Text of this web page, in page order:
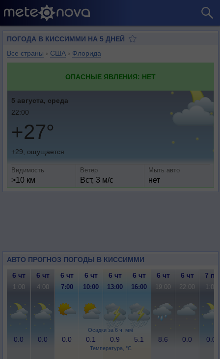
ПОГОДА В КИССИММИ НА 5 ДНЕЙ
Все страны › США › Флорида
ОПАСНЫЕ ЯВЛЕНИЯ: НЕТ
5 августа, среда
22:00
+27°
+29, ощущается
Видимость
>10 км
Ветер
Вст, 3 м/с
Мыть авто
нет
АВТО ПРОГНОЗ ПОГОДЫ В КИССИММИ
Осадки за 6 ч, мм
Температура, °C
6 чт 6 чт 6 чт 6 чт 6 чт 6 чт 6 чт 6 чт 7 пт
1:00 4:00 7:00 10:00 13:00 16:00 19:00 22:00 1:00
0.0 0.0 0.0 0.1 0.9 5.1 8.6 0.0 0.0